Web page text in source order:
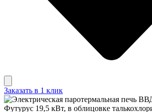
Заказать в 1 клик